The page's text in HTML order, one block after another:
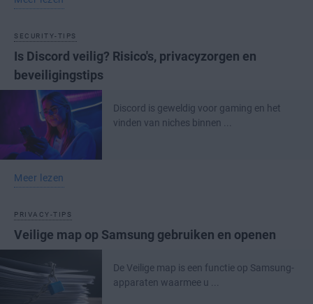
SECURITY-TIPS
Is Discord veilig? Risico's, privacyzorgen en
beveiligingstips
Discord is geweldig voor gaming en het
vinden van niches binnen ...
Meer lezen
PRIVACY-TIPS
Veilige map op Samsung gebruiken en openen
De Veilige map is een functie op Samsung-
apparaten waarmee u ...